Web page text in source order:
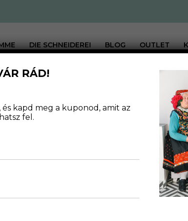
DIE SCHNEIDEREI BLOG OUTLET
RÁD!
kapd meg a kuponod, amit az
fel.